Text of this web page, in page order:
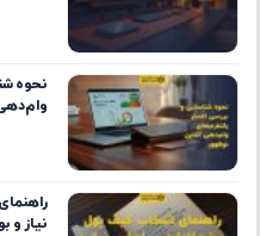
نحوه
نیاز و